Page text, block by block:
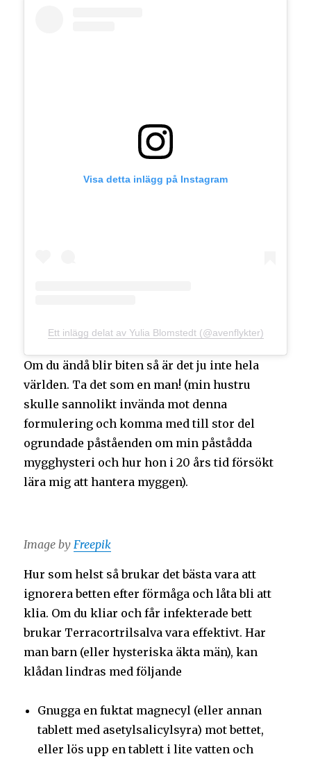
Visa detta inlägg på Instagram
Ett inlägg delat av Yulia Blomstedt (@avenflykter)
Om du ändå blir biten så är det ju inte hela
världen. Ta det som en man! (min hustru
skulle sannolikt invända mot denna
formulering och komma med till stor del
ogrundade påståenden om min påstådda
mygghysteri och hur hon i 20 års tid försökt
lära mig att hantera myggen).
Image byFreepik
Hur som helst så brukar det bästa vara att
ignorera betten efter förmåga och låta bli att
klia. Om du kliar och får infekterade bett
brukar Terracortrilsalva vara effektivt. Har
man barn (eller hysteriska äkta män), kan
klådan lindras med följande
Gnugga en fuktat magnecyl (eller annan
tablett med asetylsalicylsyra) mot bettet,
eller lös upp en tablett i lite vatten och